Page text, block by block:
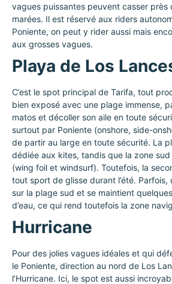
vagues puissantes peuvent casser près
marées. Il est réservé aux riders
Poniente, on peut y rider aussi mais
aux grosses vagues.
Playa de Los
C’est le spot principal de Tarifa, tout
bien exposé avec une plage immense,
matos et décoller son aile en toute
surtout par Poniente (onshore, side-
de partir au large en toute sécurité. La
dédiée aux kites, tandis que la zone
(wing foil et windsurf). Toutefois, la
tout sport de glisse durant l’été. Parfois,
sur la plage sud et se maintient
d’eau, ce qui rend toutefois la zone
Hurricane
Pour des jolies vagues idéales et qui
le Poniente, direction au nord de Los
l’Hurricane. Ici, le spot est aussi